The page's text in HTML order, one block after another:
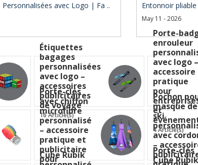
avec Logo | Fa .. Entonnoir
May 11 - 2026
Étiquettes
bagages
personnalisées
avec logo –
accessoires
publicitaires
de voyage
16 Article(s)
Porte-
enrouleur
avec logo –
accessoire
pratique
pour
et
4 Article(s)
Porte-clés
avec chiffon
microfibre
personnalisé
– accessoire
pratique et
publicitaire
pour
Pochon
masque de
ski
avec
–
Cube Rubik
Porte-clés
Cube Rubik